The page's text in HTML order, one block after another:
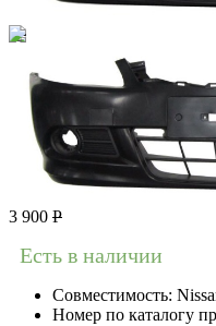
3 900 Р
Есть в наличии
Совместимость:
Номер по каталогу